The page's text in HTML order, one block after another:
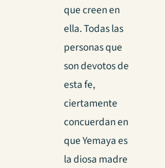
que creen en
ella. Todas las
personas que
son devotos de
esta fe,
ciertamente
concuerdan en
que Yemaya es
la diosa madre